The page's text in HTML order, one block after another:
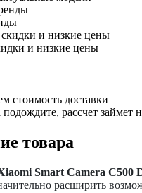
и низкие цены
стоимость доставки
рассчет займет
товара
Smart Camera C500
расширить